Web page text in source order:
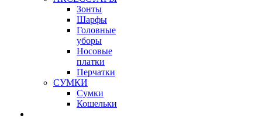
Зонты
Шарфы
Головные
уборы
Носовые
платки
Перчатки
СУМКИ
Сумки
Кошельки